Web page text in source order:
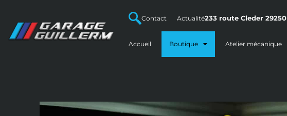
Contact Actualité233 route Cleder 29250
Accueil Boutique Atelier mécanique